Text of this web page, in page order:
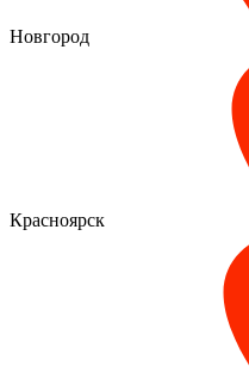
Новгород
Красноярск